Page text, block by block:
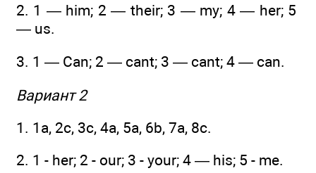
2. 1 — him; 2 — their; 3 — my; 4 — her; 5
— us.
3. 1 — Can; 2 — cant; 3 — cant; 4 — can.
Вариант 2
1. 1a, 2c, 3c, 4a, 5a, 6b, 7a, 8c.
2. 1 - her; 2 - our; 3 - your; 4 — his; 5 - me.